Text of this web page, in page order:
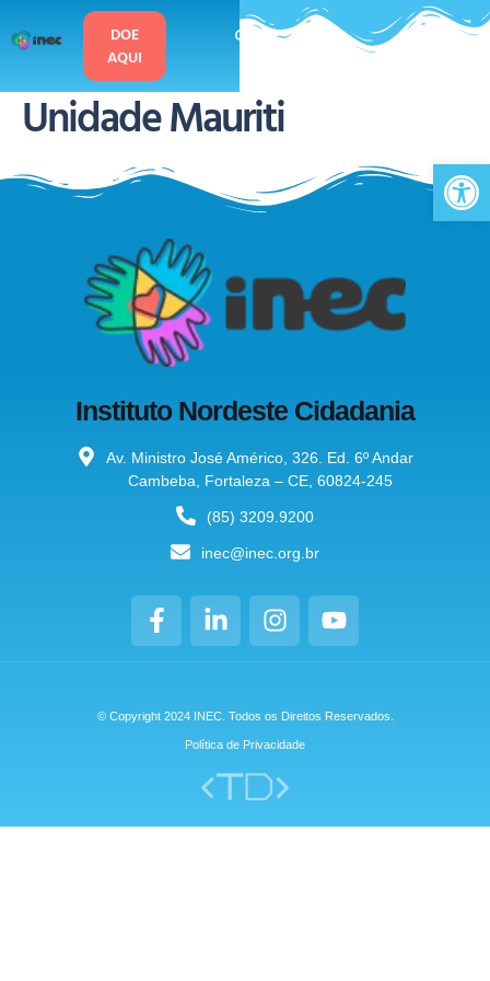
DOE
AQUI
Unidade Mauriti
Instituto Nordeste Cidadania
Av. Ministro José Américo, 326. Ed. 6º Andar
Cambeba, Fortaleza – CE, 60824-245
(85) 3209.9200
inec@inec.org.br
© Copyright 2024 INEC. Todos os Direitos Reservados.
Política de Privacidade